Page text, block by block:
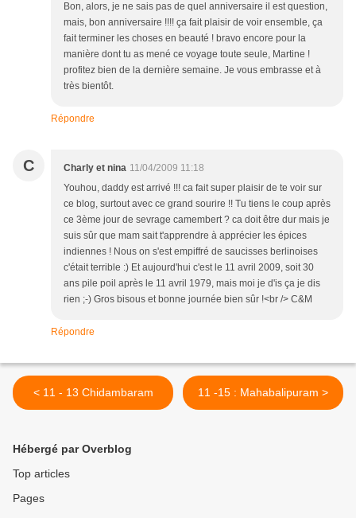
Bon, alors, je ne sais pas de quel anniversaire il est question,
mais, bon anniversaire !!!! ça fait plaisir de voir ensemble, ça
fait terminer les choses en beauté ! bravo encore pour la
manière dont tu as mené ce voyage toute seule, Martine !
profitez bien de la dernière semaine. Je vous embrasse et à
très bientôt.
Répondre
C Charly et nina 11/04/2009 11:18
Youhou, daddy est arrivé !!! ca fait super plaisir de te voir sur
ce blog, surtout avec ce grand sourire !! Tu tiens le coup après
ce 3ème jour de sevrage camembert ? ca doit être dur mais je
suis sûr que mam sait t'apprendre à apprécier les épices
indiennes ! Nous on s'est empiffré de saucisses berlinoises
c'était terrible :) Et aujourd'hui c'est le 11 avril 2009, soit 30
ans pile poil après le 11 avril 1979, mais moi je d'is ça je dis
rien ;-) Gros bisous et bonne journée bien sûr !<br /> C&M
Répondre
< 11 - 13 Chidambaram 11 -15 : Mahabalipuram >
Hébergé par Overblog
Top articles
Pages